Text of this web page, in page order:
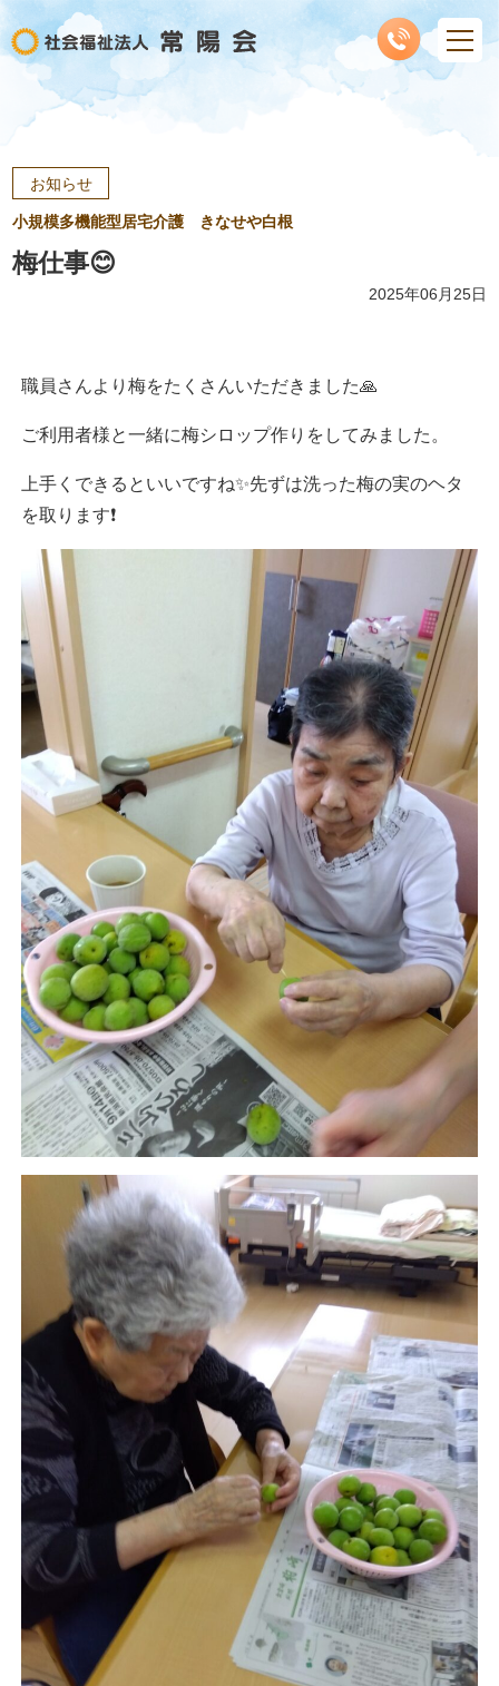
お知らせ
小規模多機能型居宅介護 きなせや白根
梅仕事😊
2025年06月25日
職員さんより梅をたくさんいただきました🙏
ご利用者様と一緒に梅シロップ作りをしてみました。
上手くできるといいですね✨先ずは洗った梅の実のヘタ
を取ります❗